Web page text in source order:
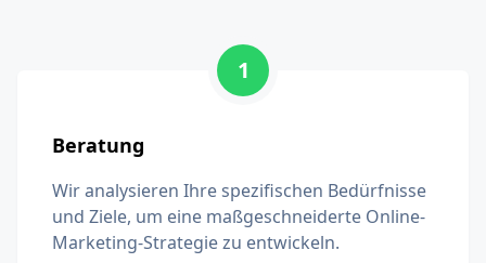
1
Beratung
Wir analysieren Ihre spezifischen Bedürfnisse
und Ziele, um eine maßgeschneiderte Online-
Marketing-Strategie zu entwickeln.